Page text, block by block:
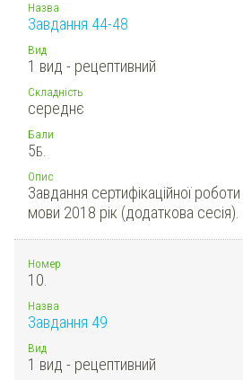
Назва
Завдання 44-48
Вид
1 вид - рецептивний
Складність
середнє
Бали
5Б.
Опис
Завдання сертифікаційної
мови 2018 рік (додаткова сесія).
Номер
10.
Назва
Завдання 49
Вид
1 вид - рецептивний